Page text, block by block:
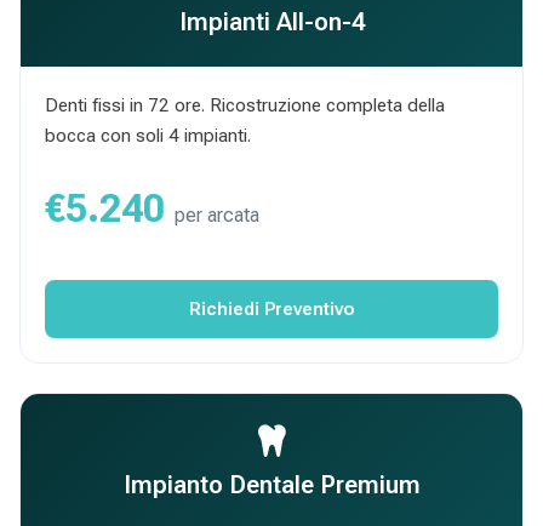
Impianti All-on-4
Denti fissi in 72 ore. Ricostruzione completa della
bocca con soli 4 impianti.
€5.240 per arcata
Richiedi Preventivo
Impianto Dentale Premium